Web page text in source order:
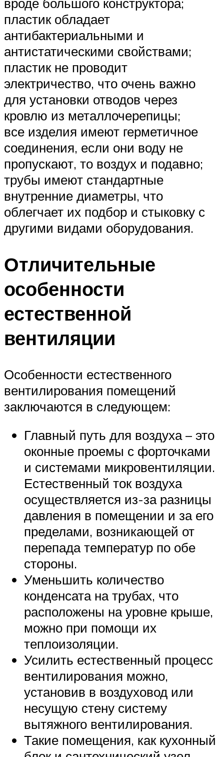
пластик обладает
антибактериальными и
антистатическими свойствами;
пластик не проводит
электричество, что очень важно
для установки отводов через
кровлю из металлочерепицы;
все изделия имеют герметичное
соединения, если они воду не
пропускают, то воздух и подавно;
трубы имеют стандартные
внутренние диаметры, что
облегчает их подбор и стыковку с
другими видами оборудования.
Отличительные
особенности
естественной
вентиляции
Особенности естественного
вентилирования помещений
заключаются в следующем:
Главный путь для воздуха – это
оконные проемы с форточками
и системами микровентиляции.
Естественный ток воздуха
осуществляется из-за разницы
давления в помещении и за его
пределами, возникающей от
перепада температур по обе
стороны.
Уменьшить количество
конденсата на трубах, что
расположены на уровне крыше,
можно при помощи их
теплоизоляции.
Усилить естественный процесс
вентилирования можно,
установив в воздуховод или
несущую стену систему
вытяжного вентилирования.
Такие помещения, как кухонный